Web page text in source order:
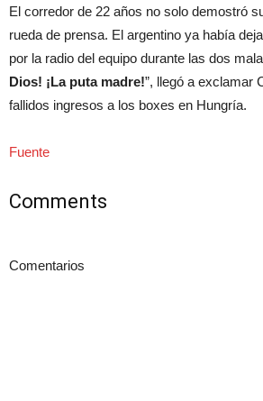
El corredor de 22 años no solo demostró
rueda de prensa. El argentino ya había
por la radio del equipo durante las dos
Dios! ¡La puta madre!”, llegó a exclamar
fallidos ingresos a los boxes en Hungría.
Fuente
Comments
Comentarios